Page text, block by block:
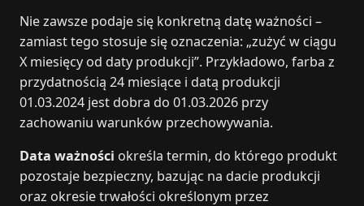
Nie zawsze podaje się konkretną datę ważności –
zamiast tego stosuje się oznaczenia: „zużyć w ciągu
X miesięcy od daty produkcji”. Przykładowo, farba z
przydatnością 24 miesiące i datą produkcji
01.03.2024 jest dobra do 01.03.2026 przy
zachowaniu warunków przechowywania.
Data ważności określa termin, do którego produkt
pozostaje bezpieczny, bazując na dacie produkcji
oraz okresie trwałości określonym przez